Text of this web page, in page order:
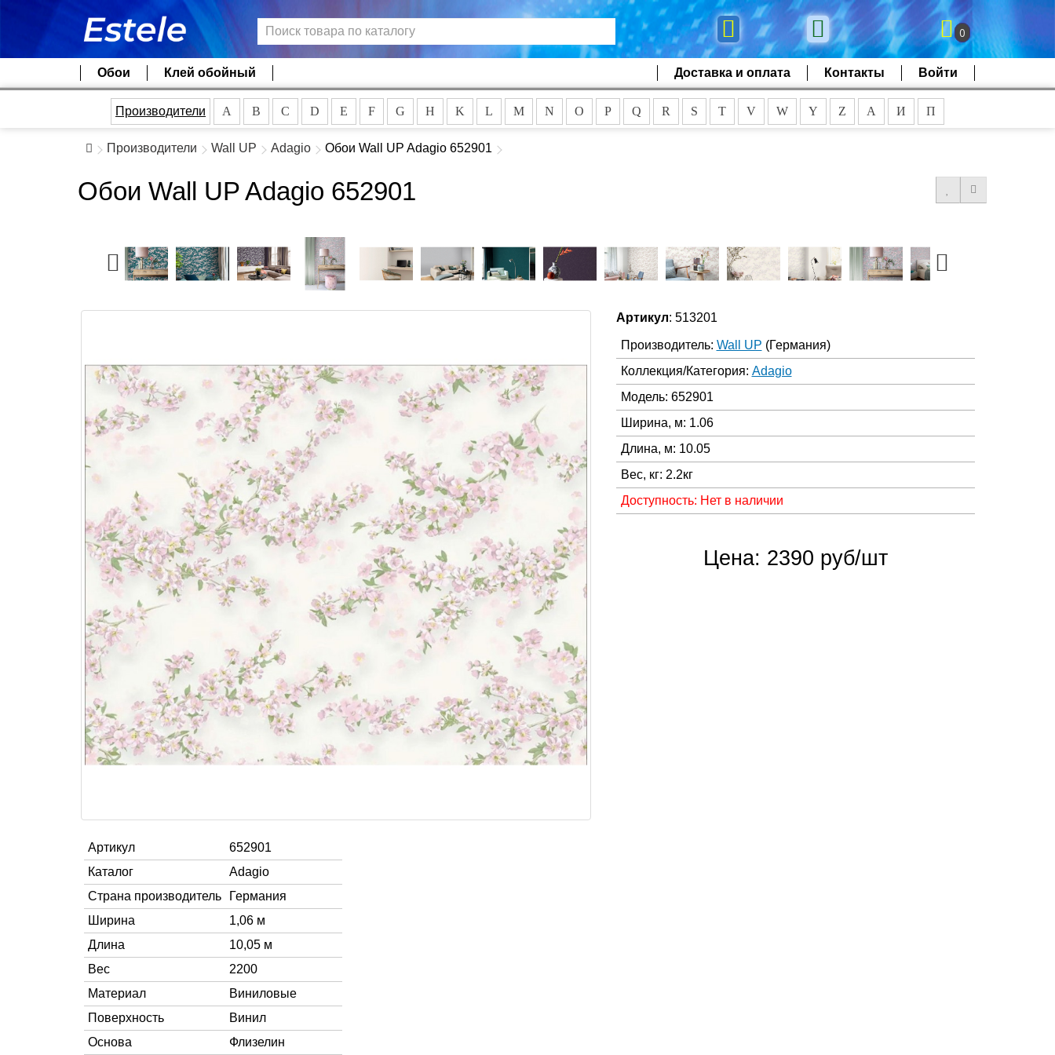
0
Обои Клей обойный Доставка и оплата Контакты Войти
Производители A B C D E F G H K L M N O P Q R S T V W Y Z А И П
Производители Wall UP Adagio Обои Wall UP Adagio 652901
Обои Wall UP Adagio 652901
Артикул: 513201
Производитель: Wall UP (Германия)
Коллекция/Категория: Adagio
Модель: 652901
Ширина, м: 1.06
Длина, м: 10.05
Вес, кг: 2.2кг
Доступность: Нет в наличии
Цена: 2390 руб/шт
Артикул
652901
Каталог
Adagio
Страна производитель
Германия
Ширина
1,06 м
Длина
10,05 м
Вес
2200
Материал
Виниловые
Поверхность
Винил
Основа
Флизелин